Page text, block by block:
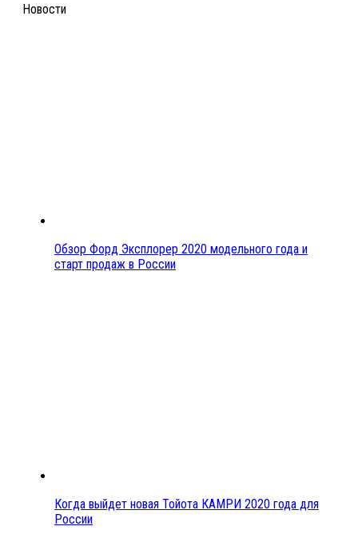
Новости
Обзор Форд Эксплорер 2020 модельного года и
старт продаж в России
Когда выйдет новая Тойота КАМРИ 2020 года для
России